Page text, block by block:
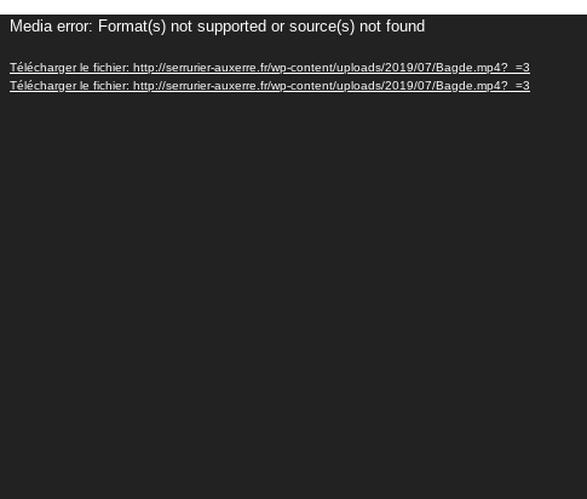
Lecteur
Media error: Format(s) not supported or source(s) not found
Télécharger le fichier: http://serrurier-auxerre.fr/wp-content/uploads/2019/07/Bagde.mp4?_=3
Télécharger le fichier: http://serrurier-auxerre.fr/wp-content/uploads/2019/07/Bagde.mp4?_=3